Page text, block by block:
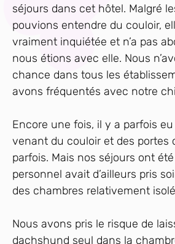
séjours dans cet hôtel. Malgré
pouvions entendre du couloir,
vraiment inquiétée et n’a pas
nous étions avec elle. Nous
chance dans tous les
avons fréquentés avec notre
Encore une fois, il y a parfois
venant du couloir et des portes
parfois. Mais nos séjours ont
personnel avait d’ailleurs pris
des chambres relativement
Nous avons pris le risque de
dachshund seul dans la